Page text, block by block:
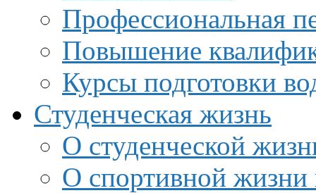
Профессиональная
Повышение
Курсы подготовки
Студенческая жизнь
О студенческой
О спортивной жизни